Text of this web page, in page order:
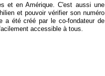
et en Amérique. C'est aussi une
et pouvoir vérifier son numéro
a été créé par le co-fondateur de
accessible à tous.